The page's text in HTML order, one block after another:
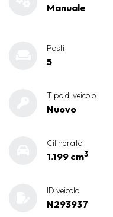
Manuale
Posti
5
Tipo di veicolo
Nuovo
Cilindrata
1.199 cm3
ID veicolo
N293937